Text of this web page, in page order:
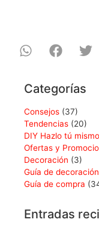
Categorías
Consejos (37)
Tendencias (20)
DIY Hazlo tú
Ofertas y
Decoración (3)
Guía de decoración
Guía de compra
Entradas